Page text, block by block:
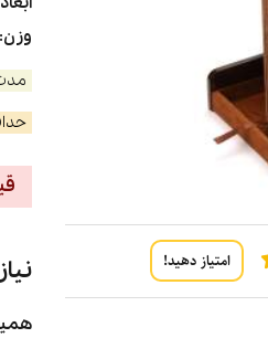
امتیاز دهید!
وزن:
مدت